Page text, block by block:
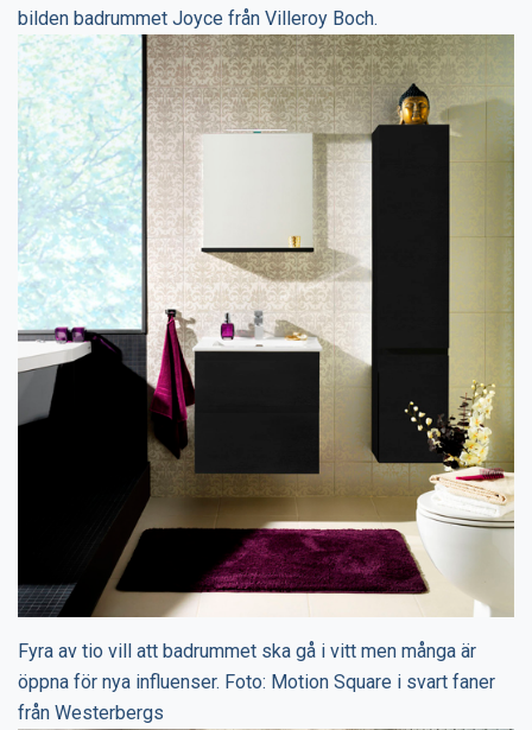
bilden badrummet Joyce från Villeroy Boch.
Fyra av tio vill att badrummet ska gå i vitt men många är
öppna för nya influenser. Foto: Motion Square i svart faner
från Westerbergs